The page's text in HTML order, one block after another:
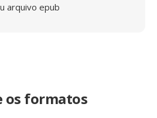
arquivo epub
os formatos